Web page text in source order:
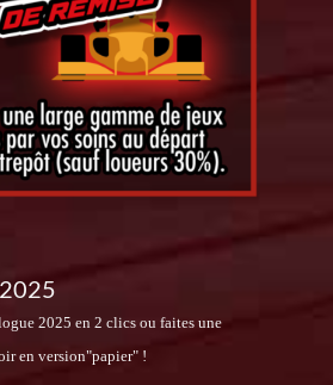
2025 en 2 clics ou faites une
en version"papier" !